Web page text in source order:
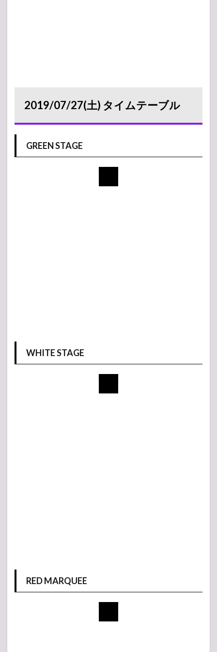
2019/07/27(土) タイムテーブル
GREEN STAGE
WHITE STAGE
RED MARQUEE